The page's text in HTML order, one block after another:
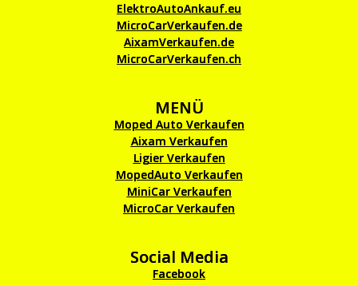
ElektroAutoAnkauf.eu
MicroCarVerkaufen.de
AixamVerkaufen.de
MicroCarVerkaufen.ch
MENÜ
Moped Auto Verkaufen
Aixam Verkaufen
Ligier Verkaufen
MopedAuto Verkaufen
MiniCar Verkaufen
MicroCar Verkaufen
Social Media
Facebook